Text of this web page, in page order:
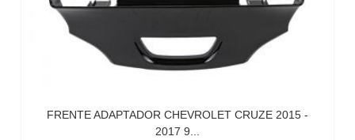
FRENTE ADAPTADOR CHEVROLET CRUZE 2015 -
2017 9...